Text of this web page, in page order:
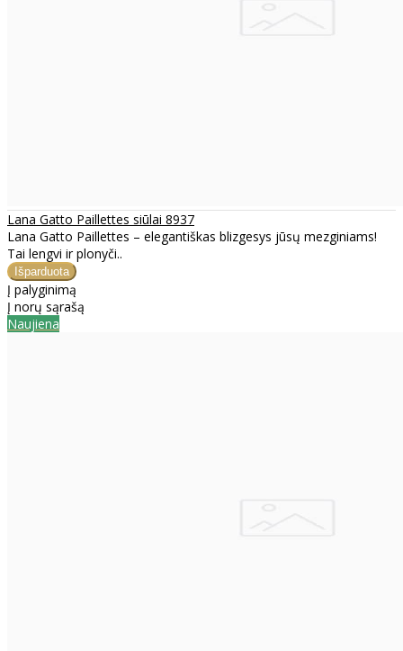
Lana Gatto Paillettes siūlai 8937
Lana Gatto Paillettes – elegantiškas blizgesys jūsų mezginiams!
Tai lengvi ir plonyči..
Į palyginimą
Į norų sąrašą
Naujiena